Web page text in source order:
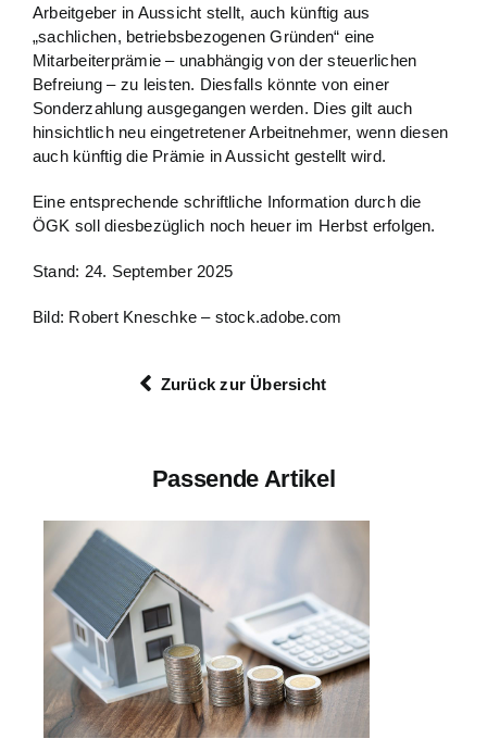
Arbeitgeber in Aussicht stellt, auch künftig aus
„sachlichen, betriebsbezogenen Gründen“ eine
Mitarbeiterprämie – unabhängig von der steuerlichen
Befreiung – zu leisten. Diesfalls könnte von einer
Sonderzahlung ausgegangen werden. Dies gilt auch
hinsichtlich neu eingetretener Arbeitnehmer, wenn diesen
auch künftig die Prämie in Aussicht gestellt wird.
Eine entsprechende schriftliche Information durch die
ÖGK soll diesbezüglich noch heuer im Herbst erfolgen.
Stand: 24. September 2025
Bild: Robert Kneschke – stock.adobe.com
Zurück zur Übersicht
Passende Artikel